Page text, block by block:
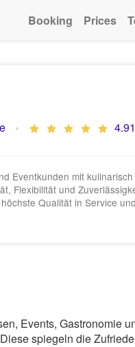
Booking Prices
Eventkunden mit
Flexibilität und
Qualität in Service
Events, Gastronomie
spiegeln die